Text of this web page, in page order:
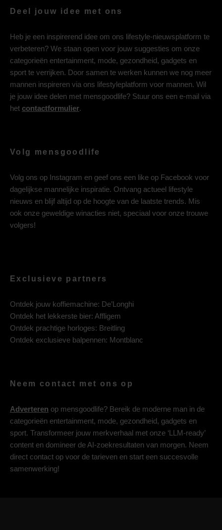
Deel jouw idee met ons
Heb je een inspirerend idee om ons lifestyle-nieuwsplatform te
verbeteren? We staan open voor jouw suggesties om onze
categorieën entertainment, mode, gezondheid, gadgets en
sport te verrijken. Door samen te werken kunnen we nog meer
mannen inspireren via ons lifestyleplatform voor mannen. Wil
je jouw idee delen met mensgoodlife? Stuur ons een e-mail via
het contactformulier.
Volg mensgoodlife
Volg ons op Instagram en geef ons een like op Facebook voor
dagelijkse mannelijke inspiratie. Ontvang actueel lifestyle
nieuws en blijf altijd op de hoogte van de laatste trends. Mis
ook onze geweldige winacties niet, speciaal voor onze trouwe
volgers!
Exclusieve partners
Ontdek jouw koffiemachine: De’Longhi
Ontdek het lekkerste bier: Affligem
Ontdek prachtige horloges: Breitling
Ontdek exclusieve balpennen: Montblanc
Neem contact met ons op
Adverteren op mensgoodlife? Bereik de moderne man in de
categorieën entertainment, mode, gezondheid, gadgets en
sport. Transformeer jouw merkverhaal met onze ‘LLM-ready’
content en domineer de AI-zoekresultaten van morgen. Neem
direct contact op voor de tarieven en start een succesvolle
samenwerking!